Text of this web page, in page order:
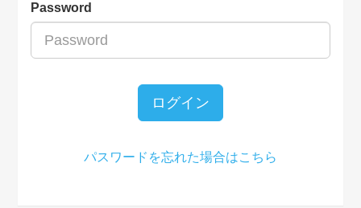
Password
ログイン
パスワードを忘れた場合はこちら